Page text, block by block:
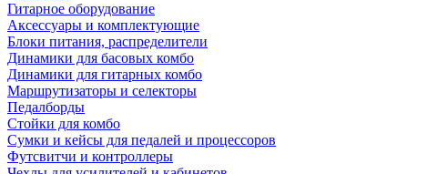
Гитарное оборудование
Аксессуары и комплектующие
Блоки питания, распределители
Динамики для басовых комбо
Динамики для гитарных комбо
Маршрутизаторы и селекторы
Педалборды
Стойки для комбо
Сумки и кейсы для педалей и процессоров
Футсвитчи и контроллеры